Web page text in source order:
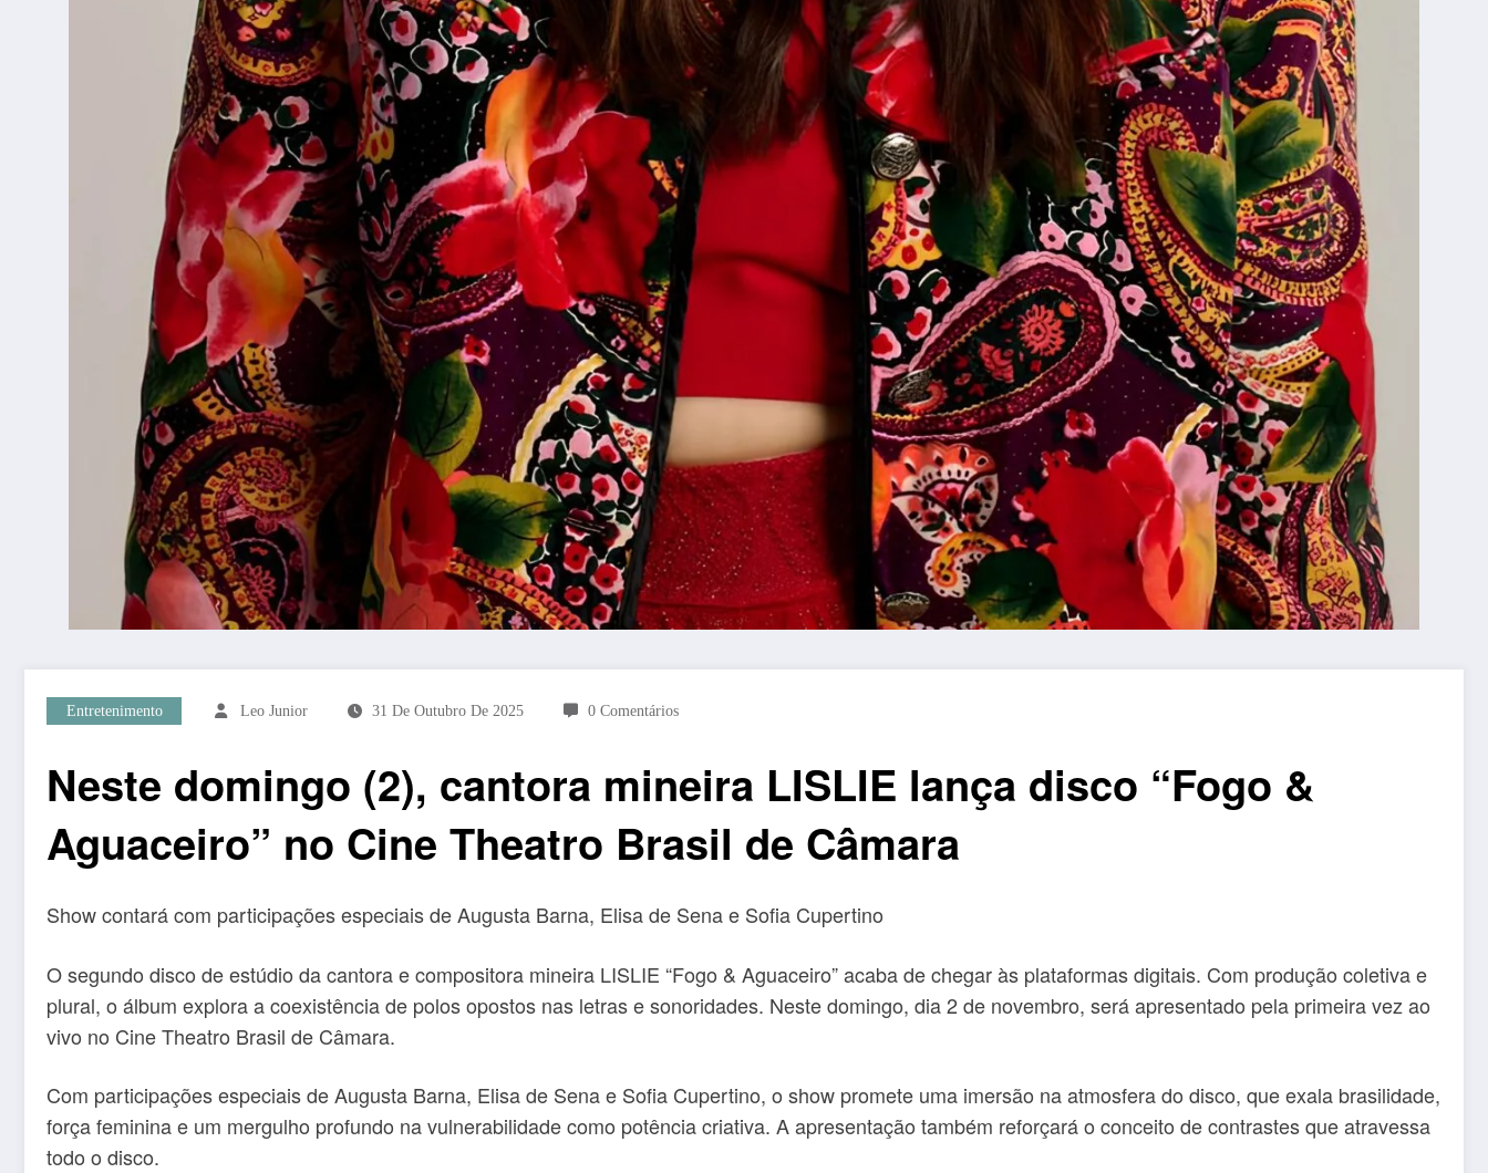
Entretenimento Leo Junior 31 De Outubro De 2025 0 Comentários
Neste domingo (2), cantora mineira LISLIE lança disco “Fogo &
Aguaceiro” no Cine Theatro Brasil de Câmara
Show contará com participações especiais de Augusta Barna, Elisa de Sena e Sofia Cupertino
O segundo disco de estúdio da cantora e compositora mineira LISLIE “Fogo & Aguaceiro” acaba de chegar às plataformas digitais. Com produção coletiva e
plural, o álbum explora a coexistência de polos opostos nas letras e sonoridades. Neste domingo, dia 2 de novembro, será apresentado pela primeira vez ao
vivo no Cine Theatro Brasil de Câmara.
Com participações especiais de Augusta Barna, Elisa de Sena e Sofia Cupertino, o show promete uma imersão na atmosfera do disco, que exala brasilidade,
força feminina e um mergulho profundo na vulnerabilidade como potência criativa. A apresentação também reforçará o conceito de contrastes que atravessa
todo o disco.